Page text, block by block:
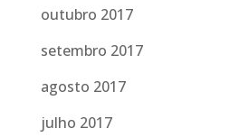
outubro 2017
setembro 2017
agosto 2017
julho 2017